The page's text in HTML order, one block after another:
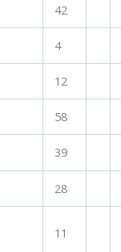
42
4
12
58
39
28
11